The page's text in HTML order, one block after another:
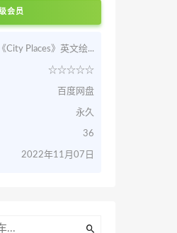
会员
《City Places》英文绘...
☆☆☆☆☆
百度网盘
永久
36
2022年11月07日